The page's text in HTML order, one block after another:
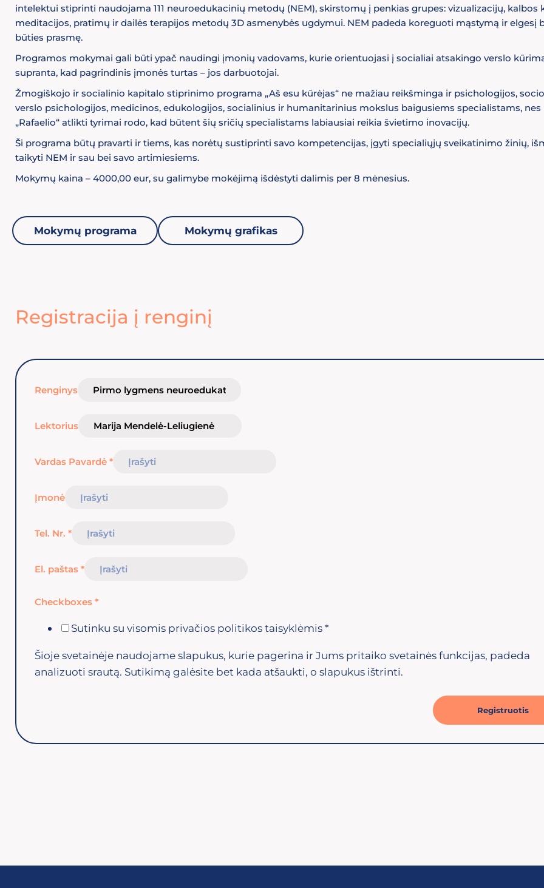
intelektui stiprinti naudojama 111 neuroedukacinių metodų (NEM), skirstomų į penkias grupes: vizualizacijų, kalbos
meditacijos, pratimų ir dailės terapijos metodų 3D asmenybės ugdymui. NEM padeda koreguoti mąstymą ir elgesį
būties prasmę.
Programos mokymai gali būti ypač naudingi įmonių vadovams, kurie orientuojasi į socialiai atsakingo verslo
supranta, kad pagrindinis įmonės turtas – jos darbuotojai.
Žmogiškojo ir socialinio kapitalo stiprinimo programa „Aš esu kūrėjas“ ne mažiau reikšminga ir psichologijos,
verslo psichologijos, medicinos, edukologijos, socialinius ir humanitarinius mokslus baigusiems specialistams, nes
„Rafaelio“ atlikti tyrimai rodo, kad būtent šių sričių specialistams labiausiai reikia švietimo inovacijų.
Ši programa būtų pravarti ir tiems, kas norėtų sustiprinti savo kompetencijas, įgyti specialiųjų sveikatinimo žinių,
taikyti NEM ir sau bei savo artimiesiems.
Mokymų kaina – 4000,00 eur, su galimybe mokėjimą išdėstyti dalimis per 8 mėnesius.
Mokymų programa Mokymų grafikas
Registracija į renginį
Renginys
Lektorius
Vardas Pavardė *
Įmonė
Tel. Nr. *
El. paštas *
Checkboxes *
Sutinku su visomis privačios politikos taisyklėmis*
Šioje svetainėje naudojame slapukus, kurie pagerina ir Jums pritaiko svetainės funkcijas, padeda
analizuoti srautą. Sutikimą galėsite bet kada atšaukti, o slapukus ištrinti.
Registruotis